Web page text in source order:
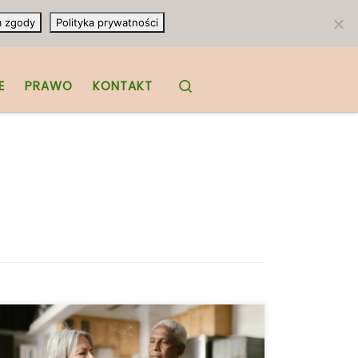
PRAWO KONTAKT
W 2018 r. Minnesota opublikowała
wiadomości, gdy Departament Zdrowia
zgody Polityka prywatności